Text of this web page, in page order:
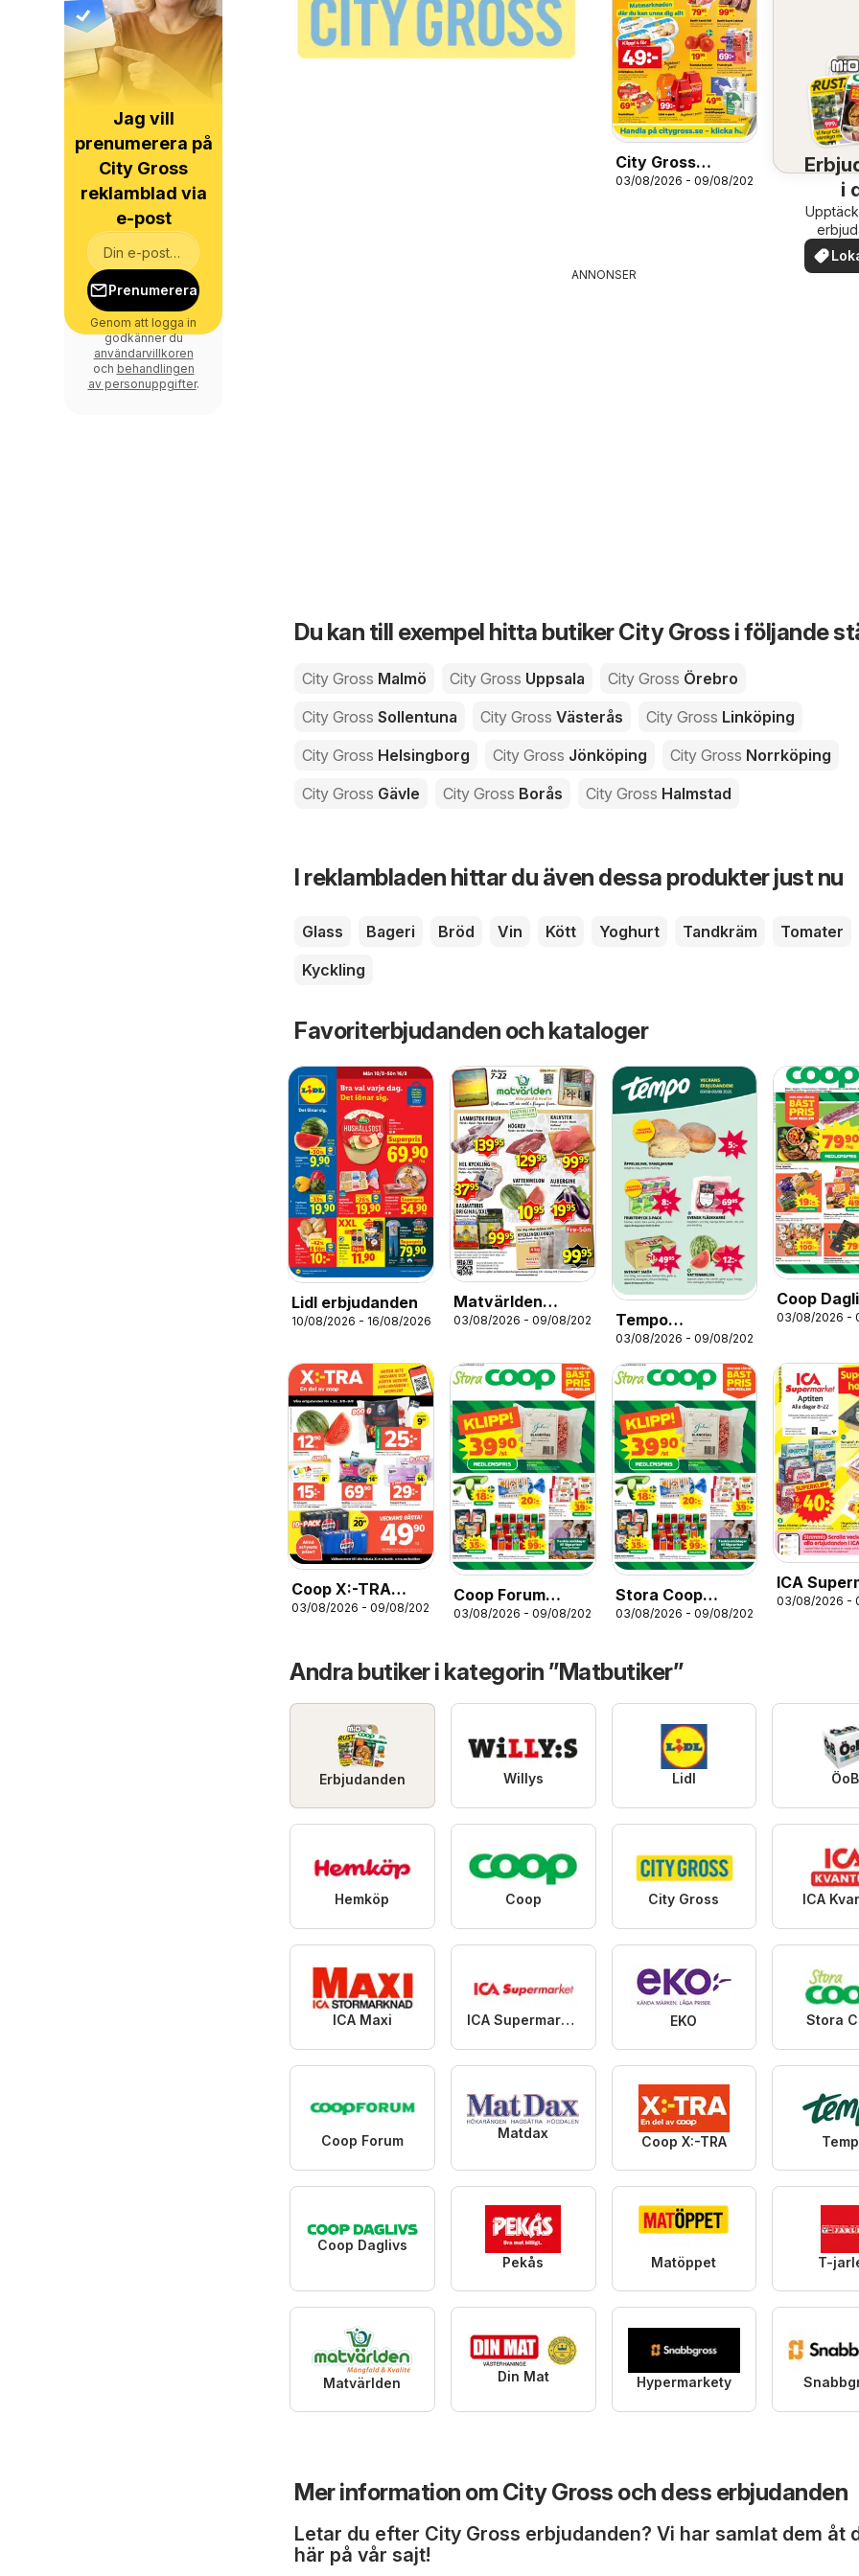
City Gross
erbjudanden
03/08/2026 - 09/08/2026
i
ANNONSER
Du kan till exempel hitta butiker City Gross i följande
City Gross Malmö City Gross Uppsala City Gross Örebro
City Gross Sollentuna City Gross Västerås City Gross Linköping
City Gross Helsingborg City Gross Jönköping City Gross Norrköping
City Gross Gävle City Gross Borås City Gross Halmstad
I reklambladen hittar du även dessa produkter just nu
Glass Bageri Bröd Vin Kött Yoghurt Tandkräm
Tomater
Kyckling
Favoriterbjudanden och kataloger
Lidl erbjudanden
10/08/2026 - 16/08/2026
Matvärlden
erbjudanden
03/08/2026 - 09/08/2026
Tempo
erbjudanden
03/08/2026 - 09/08/2026
Coop
03/08/2026 -
Coop X:-TRA
erbjudanden
03/08/2026 - 09/08/2026
Coop Forum
erbjudanden
03/08/2026 - 09/08/2026
Stora Coop
erbjudanden
03/08/2026 - 09/08/2026
ICA
03/08/2026 -
Andra butiker i kategorin ”Matbutiker”
Erbjudanden Willys Lidl ÖoB
Hemköp Coop City Gross ICA
ICA Maxi ICA Supermarket EKO Stora
Coop Forum Matdax
Coop X:-TRA
Coop Daglivs
Pekås
Matöppet T-
Matvärlden Din Mat Hypermarkety
Mer information om City Gross och dess erbjudanden
Letar du efter City Gross erbjudanden? Vi har samlat dem åt
här på vår sajt!
Jag vill
prenumerera på
City Gross
reklamblad via
e-post
Prenumerera
Genom att logga in
godkänner du
användarvillkoren
och behandlingen
av personuppgifter.